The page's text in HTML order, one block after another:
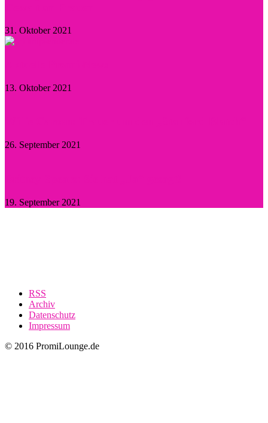
31. Oktober 2021
13. Oktober 2021
26. September 2021
19. September 2021
RSS
Archiv
Datenschutz
Impressum
© 2016 PromiLounge.de